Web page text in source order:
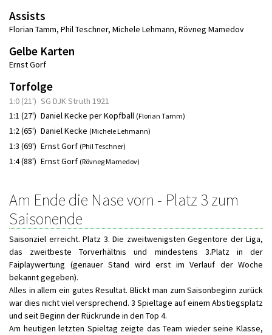
Assists
Florian Tamm, Phil Teschner, Michele Lehmann, Rövneg Mamedov
Gelbe Karten
Ernst Gorf
Torfolge
1:0 (21') SG DJK Struth 1921
1:1 (27') Daniel Kecke per Kopfball (Florian Tamm)
1:2 (65') Daniel Kecke (Michele Lehmann)
1:3 (69') Ernst Gorf (Phil Teschner)
1:4 (88') Ernst Gorf (Rövneg Mamedov)
Am Ende die Nase vorn - Platz 3 zum
Saisonende
Saisonziel erreicht. Platz 3. Die zweitwenigsten Gegentore der Liga,
das zweitbeste Torverhältnis und mindestens 3.Platz in der
Faiplaywertung (genauer Stand wird erst im Verlauf der Woche
bekannt gegeben).
Alles in allem ein gutes Resultat. Blickt man zum Saisonbeginn zurück
war dies nicht viel versprechend. 3 Spieltage auf einem Abstiegsplatz
und seit Beginn der Rückrunde in den Top 4.
Am heutigen letzten Spieltag zeigte das Team wieder seine Klasse,